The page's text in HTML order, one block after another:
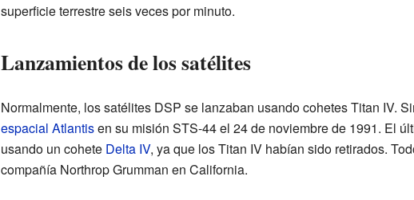
superficie terrestre seis veces por minuto.
Lanzamientos de los satélites
Normalmente, los satélites DSP se lanzaban usando cohetes Titan IV.
espacial Atlantisen su misión STS-44 el 24 de noviembre de 1991. El
usando un cohete Delta IV, ya que los Titan IV habían sido retirados.
compañía Northrop Grumman en California.